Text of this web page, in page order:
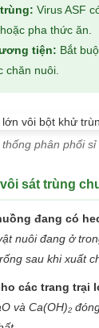
Virus ASF
pha thức ăn.
tiện: Bắt
nuôi.
phân phối
sát trùng
đang có
nuôi đang ở
sau khi xuất
các trang trại
và Ca(OH)₂